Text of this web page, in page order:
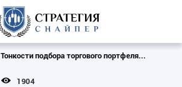
Тонкости подбора торгового портфеля...
1904